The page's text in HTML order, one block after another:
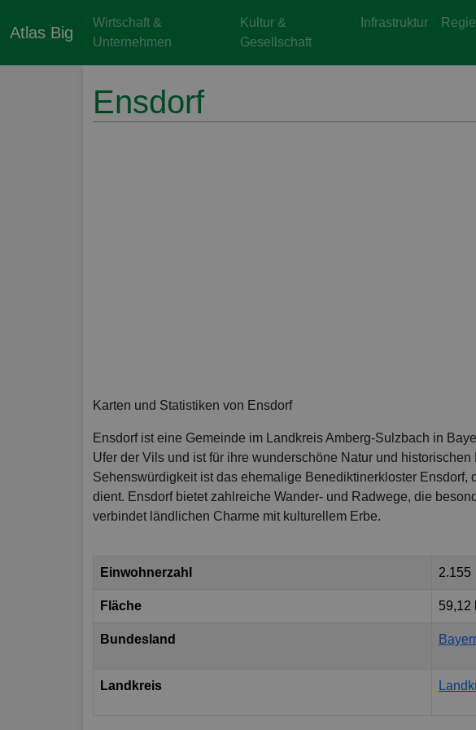
Atlas Big
Wirtschaft &
Unternehmen
Kultur &
Gesellschaft
Infrastruktur
Ensdorf
Karten und Statistiken von Ensdorf
Ensdorf ist eine Gemeinde im Landkreis Amberg-Sulzbach in
Ufer der Vils und ist für ihre wunderschöne Natur und
Sehenswürdigkeit ist das ehemalige Benediktinerkloster
dient. Ensdorf bietet zahlreiche Wander- und Radwege, die
verbindet ländlichen Charme mit kulturellem Erbe.
Einwohnerzahl 2.155
Fläche 59,12
Bundesland
Landkreis